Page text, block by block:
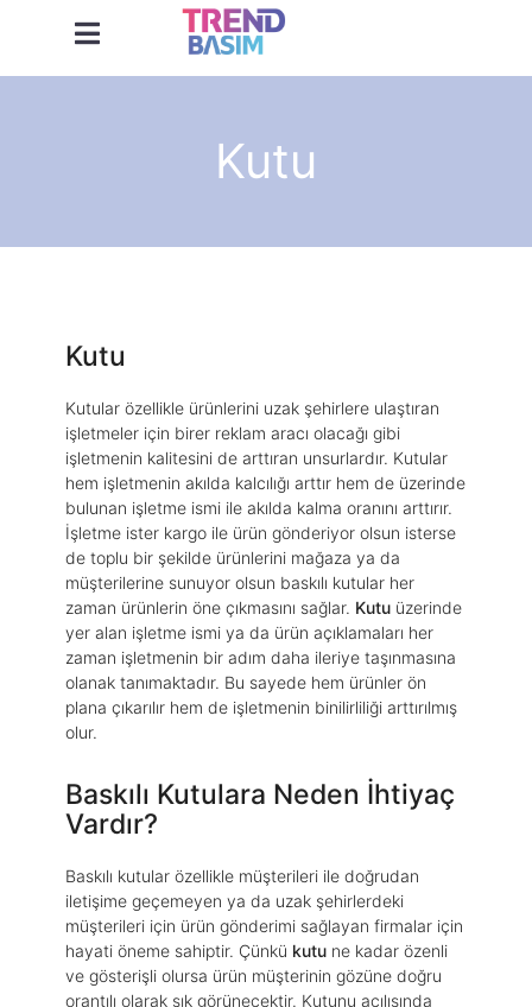
Kutu
Kutu
Kutular özellikle ürünlerini uzak şehirlere ulaştıran
işletmeler için birer reklam aracı olacağı gibi
işletmenin kalitesini de arttıran unsurlardır. Kutular
hem işletmenin akılda kalcılığı arttır hem de üzerinde
bulunan işletme ismi ile akılda kalma oranını arttırır.
İşletme ister kargo ile ürün gönderiyor olsun isterse
de toplu bir şekilde ürünlerini mağaza ya da
müşterilerine sunuyor olsun baskılı kutular her
zaman ürünlerin öne çıkmasını sağlar. Kutu üzerinde
yer alan işletme ismi ya da ürün açıklamaları her
zaman işletmenin bir adım daha ileriye taşınmasına
olanak tanımaktadır. Bu sayede hem ürünler ön
plana çıkarılır hem de işletmenin binilirliliği arttırılmış
olur.
Baskılı Kutulara Neden İhtiyaç
Vardır?
Baskılı kutular özellikle müşterileri ile doğrudan
iletişime geçemeyen ya da uzak şehirlerdeki
müşterileri için ürün gönderimi sağlayan firmalar için
hayati öneme sahiptir. Çünkü kutu ne kadar özenli
ve gösterişli olursa ürün müşterinin gözüne doğru
orantılı olarak şık görünecektir. Kutunu açılışında